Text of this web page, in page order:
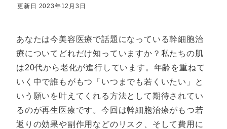
更新日 2023年12月3日
あなたは今美容医療で話題になっている幹細胞治
療についてどれだけ知っていますか？私たちの肌
は20代から老化が進行しています。年齢を重ねて
いく中で誰もがもつ「いつまでも若くいたい」と
いう願いを叶えてくれる方法として期待されてい
るのが再生医療です。今回は幹細胞治療がもつ若
返りの効果や副作用などのリスク、そして費用に